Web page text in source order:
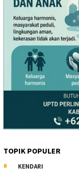
TOPIK POPULER
KENDARI